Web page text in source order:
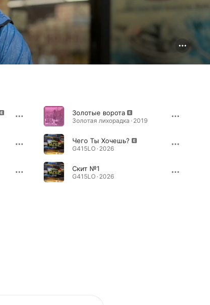
Золотые ворота
Золотая лихорадка · 2019
Чего Ты Хочешь?
G415LO · 2026
Скит №1
G415LO · 2026